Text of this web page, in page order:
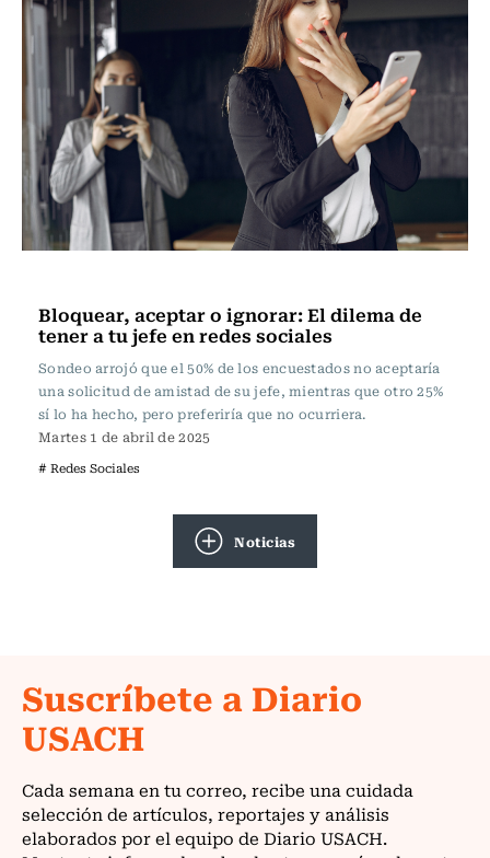
Bloquear, aceptar o ignorar: El dilema de
tener a tu jefe en redes sociales
Sondeo arrojó que el 50% de los encuestados no aceptaría
una solicitud de amistad de su jefe, mientras que otro 25%
sí lo ha hecho, pero preferiría que no ocurriera.
Martes 1 de abril de 2025
# Redes Sociales
Noticias